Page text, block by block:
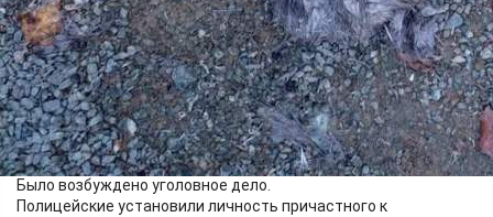
Дознаватели отделения МВД России «Мотыгинское»
завершили расследование уголовного дела в отношении
местного жителя, обвиняемого в незаконной охоте. Мужчина
жестоко расправился с диким животным на особо
охраняемой природной территории.
В сентябре прошлого года в дежурную часть поступило
сообщение об обнаружении шкуры сибирской косули вблизи
посёлка Машуковка, в границах государственного заказника.
Было возбуждено уголовное дело.
Полицейские установили личность причастного к